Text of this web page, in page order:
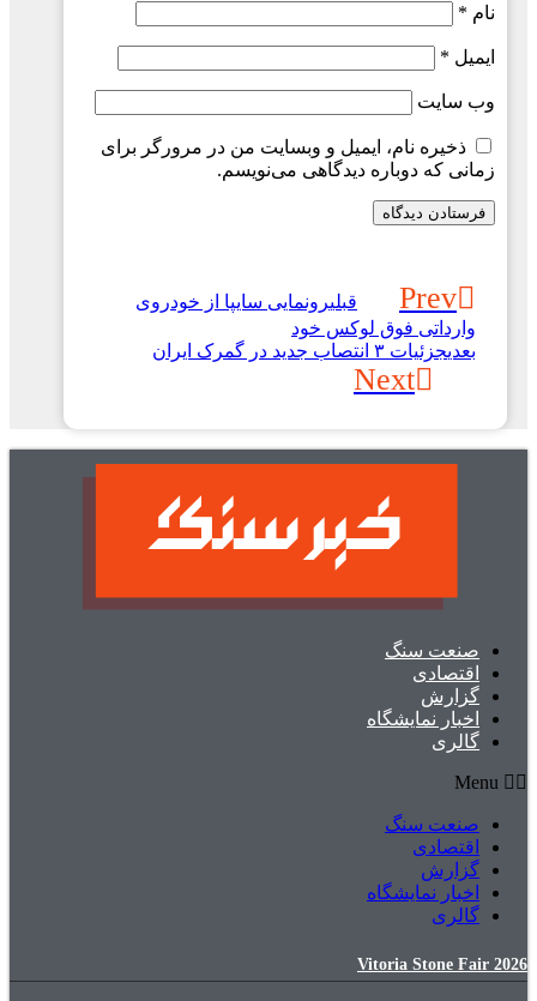
نام *
ایمیل *
وب‌ سایت
ذخیره نام، ایمیل و وبسایت من در مرورگر برای
زمانی که دوباره دیدگاهی می‌نویسم.
Prev قبلیرونمایی سایپا از خودروی
وارداتی فوق لوکس خود
بعدیجزئیات ۳ انتصاب جدید در گمرک ایران
Next
صنعت سنگ
اقتصادی
گزارش
اخبار نمایشگاه
گالری
Menu
صنعت سنگ
اقتصادی
گزارش
اخبار نمایشگاه
گالری
Vitoria Stone Fair 2026